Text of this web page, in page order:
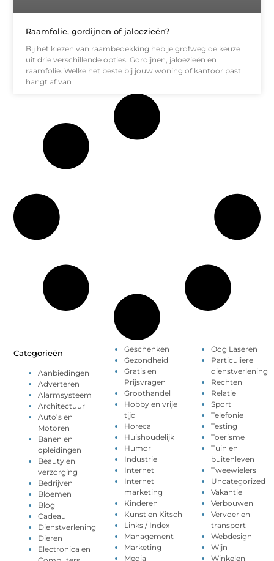
Raamfolie, gordijnen of jaloezieën?
Bij het kiezen van raambedekking heb je grofweg de keuze
uit drie verschillende opties. Gordijnen, jaloezieën en
raamfolie. Welke het beste bij jouw woning of kantoor past
hangt af van
Categorieën
Aanbiedingen
Adverteren
Alarmsysteem
Architectuur
Auto’s en
Motoren
Banen en
opleidingen
Beauty en
verzorging
Bedrijven
Bloemen
Blog
Cadeau
Dienstverlening
Dieren
Electronica en
Geschenken
Gezondheid
Gratis en
Prijsvragen
Groothandel
Hobby en vrije
tijd
Horeca
Huishoudelijk
Humor
Industrie
Internet
Internet
marketing
Kinderen
Kunst en Kitsch
Links / Index
Management
Marketing
Media
Oog Laseren
Particuliere
dienstverlening
Rechten
Relatie
Sport
Telefonie
Testing
Toerisme
Tuin en
buitenleven
Tweewielers
Uncategorized
Vakantie
Verbouwen
Vervoer en
transport
Webdesign
Wijn
Winkelen